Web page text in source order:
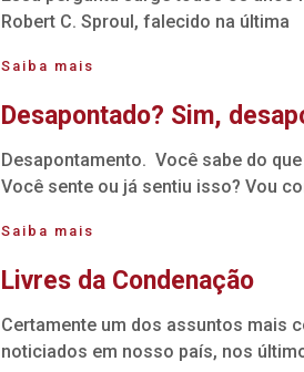
Robert C. Sproul, falecido na última
Saiba mais
Desapontado? Sim,
Desapontamento. Você sabe do
Você sente ou já sentiu isso? Vou
Saiba mais
Livres da Condenação
Certamente um dos assuntos mais
noticiados em nosso país, nos